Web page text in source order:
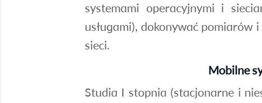
systemami operacyjnymi i
usługami), dokonywać pomiarów
sieci.
Mobilne
Studia I stopnia (stacjonarne i